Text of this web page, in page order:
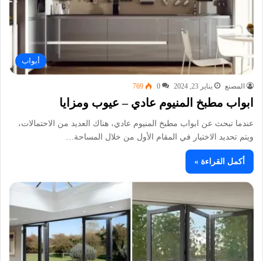
أبواب
المصنع يناير 23, 2024 0
769
ابواب مطبخ المنيوم عادي – عيوب ومزايا
عندما تبحث عن ابواب مطبخ المنيوم عادي، هناك العديد من الاحتمالات،
ويتم تحديد الاختيار في المقام الأول من خلال المساحة…
أكمل القراءة »